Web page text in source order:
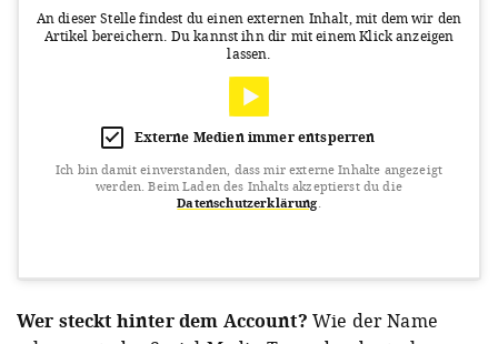
An dieser Stelle findest du einen externen Inhalt, mit dem wir den
Artikel bereichern. Du kannst ihn dir mit einem Klick anzeigen
lassen.
Externe Medien immer entsperren
Ich bin damit einverstanden, dass mir externe Inhalte angezeigt
werden. Beim Laden des Inhalts akzeptierst du die
Datenschutzerklärung
Wer steckt hinter dem Account? Wie der Name